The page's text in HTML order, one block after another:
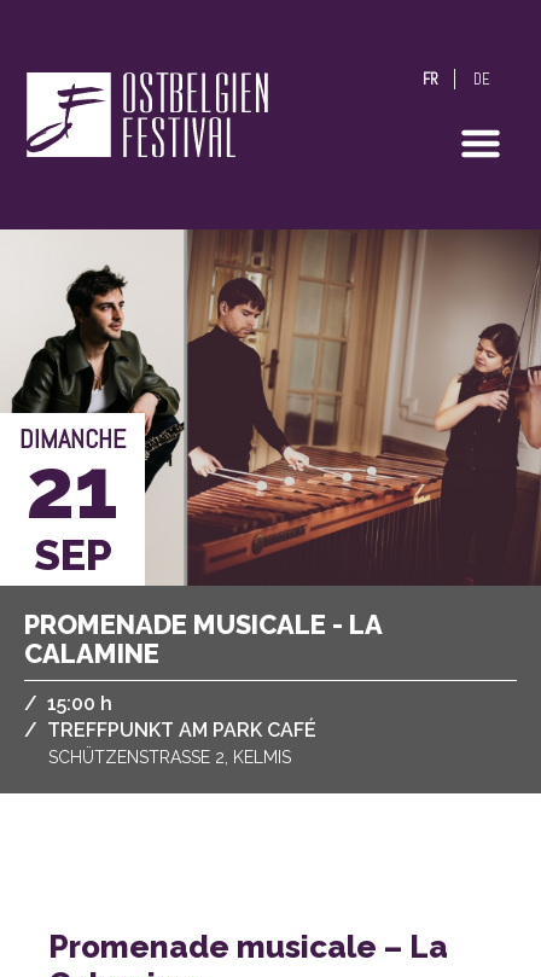
FR DE
CALAMINE
/ 15:00 h
/ TREFFPUNKT AM PARK CAFÉ
SCHÜTZENSTRASSE 2, KELMIS
DIMANCHE
21
SEP